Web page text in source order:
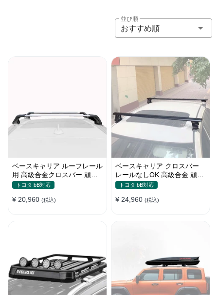
並び順
おすすめ順
ベースキャリア ルーフレール
用 高級合金クロスバー 頑丈
ロック付き ベースラックセッ
トヨタ bB対応
¥ 20,960 (税込)
ベースキャリア クロスバー
レールなしOK 高級合金 頑丈
ロック付き ベースラックセッ
トヨタ bB対応
¥ 24,960 (税込)